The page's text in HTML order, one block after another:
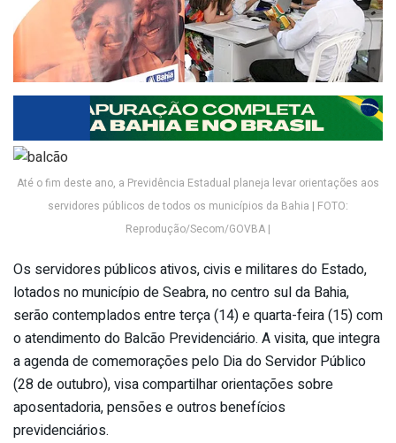
Até o fim deste ano, a Previdência Estadual planeja levar orientações aos
servidores públicos de todos os municípios da Bahia | FOTO:
Reprodução/Secom/GOVBA |
Os servidores públicos ativos, civis e militares do Estado,
lotados no município de Seabra, no centro sul da Bahia,
serão contemplados entre terça (14) e quarta-feira (15) com
o atendimento do Balcão Previdenciário. A visita, que integra
a agenda de comemorações pelo Dia do Servidor Público
(28 de outubro), visa compartilhar orientações sobre
aposentadoria, pensões e outros benefícios
previdenciários.